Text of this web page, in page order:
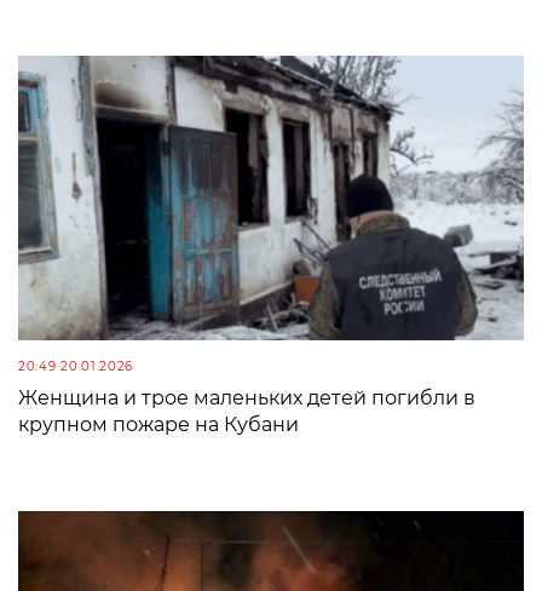
20:49 20.01.2026
Женщина и трое маленьких детей погибли в
крупном пожаре на Кубани